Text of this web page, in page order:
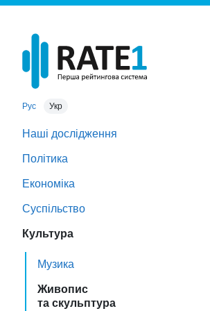
Рус Укр
Наші дослідження
Політика
Економіка
Суспільство
Культура
Музика
Живопис
та скульптура